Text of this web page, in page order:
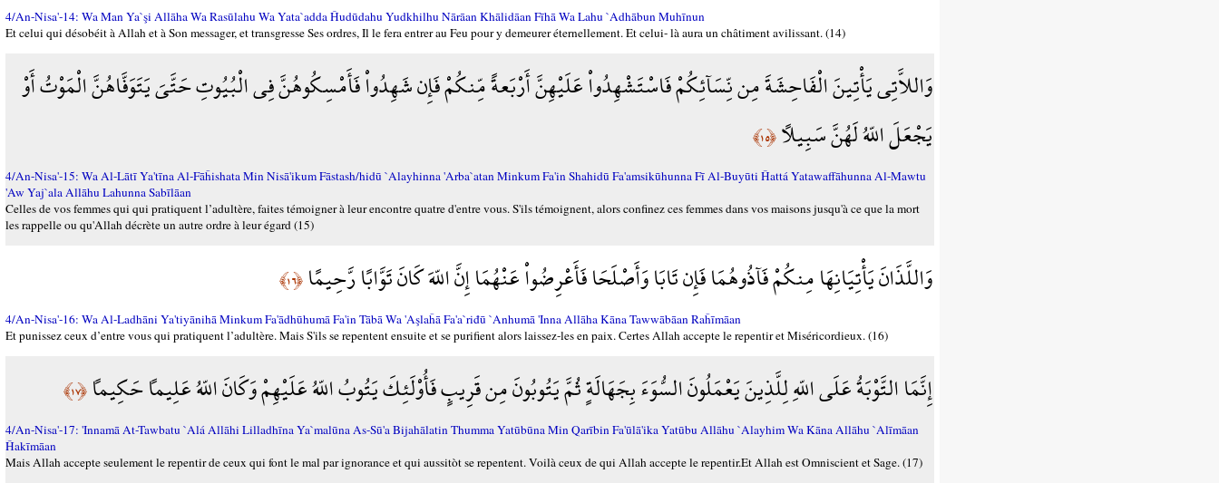
4/An-Nisa'-14: Wa Man Ya`şi Allāha Wa Rasūlahu Wa Yata`adda Ĥudūdahu Yudkhilhu Nārāan Khālidāan Fīhā Wa Lahu `Adhābun Muhīnun
Et celui qui désobéit à Allah et à Son messager, et transgresse Ses ordres, Il le fera entrer au Feu pour y demeurer éternellement. Et celui- là aura un châtiment avilissant. (14)
وَاللاَّتِي يَأْتِينَ الْفَاحِشَةَ مِن نِّسَآئِكُمْ فَاسْتَشْهِدُواْ عَلَيْهِنَّ أَرْبَعةً مِّنكُمْ فَإِن شَهِدُواْ فَأَمْسِكُوهُنَّ فِي الْبُيُوتِ حَتَّىَ يَتَوَفَّاهُنَّ الْمَوْتُ أَوْ
يَجْعَلَ اللّهُ لَهُنَّ سَبِيلاً﴿١٥﴾
4/An-Nisa'-15: Wa Al-Lātī Ya'tīna Al-Fāĥishata Min Nisā'ikum Fāstash/hidū `Alayhinna 'Arba`atan Minkum Fa'in Shahidū Fa'amsikūhunna Fī Al-Buyūti Ĥattá Yatawaffāhunna Al-Mawtu
'Aw Yaj`ala Allāhu Lahunna Sabīlāan
Celles de vos femmes qui qui pratiquent l’adultère, faites témoigner à leur encontre quatre d'entre vous. S'ils témoignent, alors confinez ces femmes dans vos maisons jusqu'à ce que la mort
les rappelle ou qu'Allah décrète un autre ordre à leur égard (15)
وَاللَّذَانَ يَأْتِيَانِهَا مِنكُمْ فَآذُوهُمَا فَإِن تَابَا وَأَصْلَحَا فَأَعْرِضُواْ عَنْهُمَا إِنَّ اللّهَ كَانَ تَوَّابًا رَّحِيمًا﴿١٦﴾
4/An-Nisa'-16: Wa Al-Ladhāni Ya'tiyānihā Minkum Fa'ādhūhumā Fa'in Tābā Wa 'Aşlaĥā Fa'a`riđū `Anhumā 'Inna Allāha Kāna Tawwābāan Raĥīmāan
Et punissez ceux d’entre vous qui pratiquent l’adultère. Mais S'ils se repentent ensuite et se purifient alors laissez-les en paix. Certes Allah accepte le repentir et Miséricordieux. (16)
إِنَّمَا التَّوْبَةُ عَلَى اللّهِ لِلَّذِينَ يَعْمَلُونَ السُّوَءَ بِجَهَالَةٍ ثُمَّ يَتُوبُونَ مِن قَرِيبٍ فَأُوْلَئِكَ يَتُوبُ اللّهُ عَلَيْهِمْ وَكَانَ اللّهُ عَلِيماً حَكِيماً﴿١٧﴾
4/An-Nisa'-17: 'Innamā At-Tawbatu `Alá Allāhi Lilladhīna Ya`malūna As-Sū'a Bijahālatin Thumma Yatūbūna Min Qarībin Fa'ūlā'ika Yatūbu Allāhu `Alayhim Wa Kāna Allāhu `Alīmāan
Ĥakīmāan
Mais Allah accepte seulement le repentir de ceux qui font le mal par ignorance et qui aussitòt se repentent. Voilà ceux de qui Allah accepte le repentir.Et Allah est Omniscient et Sage. (17)